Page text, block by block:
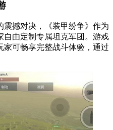
撼对决，《装甲纷争》作为
自由定制专属坦克军团。游戏
可畅享完整战斗体验，通过